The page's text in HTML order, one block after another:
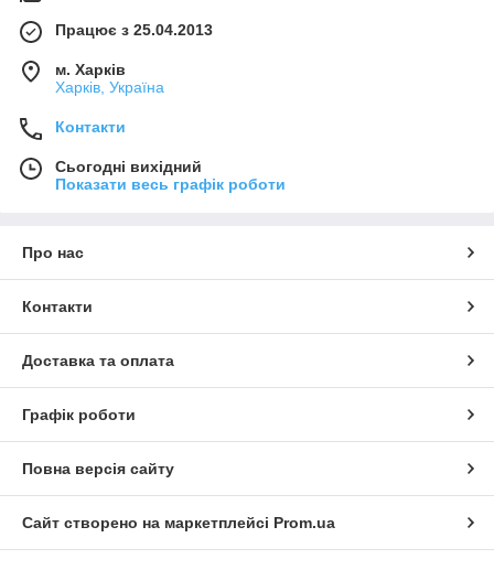
Працює з 25.04.2013
м. Харків
Харків, Україна
Контакти
Сьогодні вихідний
Показати весь графік роботи
Про нас
Контакти
Доставка та оплата
Графік роботи
Повна версія сайту
Сайт створено на маркетплейсі Prom.ua